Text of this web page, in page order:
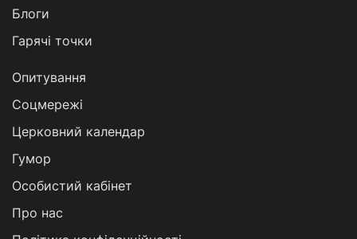
Блоги
Гарячі точки
Опитування
Соцмережі
Церковний календар
Гумор
Особистий кабінет
Про нас